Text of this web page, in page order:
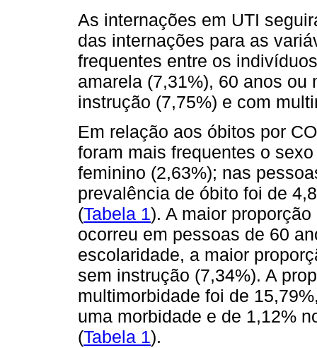
As internações em UTI
das internações para as
frequentes entre os
amarela (7,31%), 60 anos ou
instrução (7,75%) e com
Em relação aos óbitos por
foram mais frequentes o
feminino (2,63%); nas
prevalência de óbito foi de
(Tabela 1). A maior
ocorreu em pessoas de 60
escolaridade, a maior
sem instrução (7,34%). A
multimorbidade foi de
uma morbidade e de 1,12%
(Tabela 1).